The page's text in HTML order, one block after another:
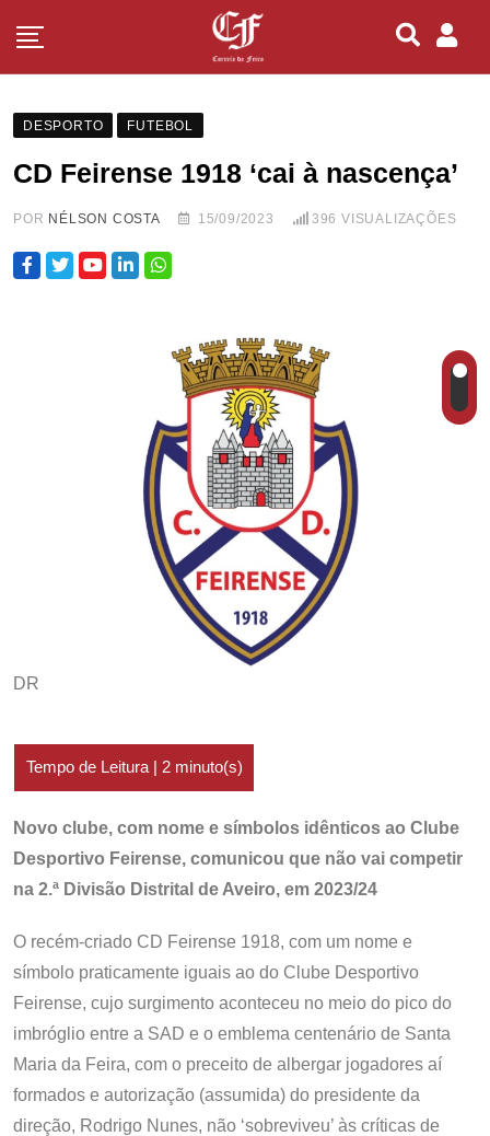
DESPORTO FUTEBOL
CD Feirense 1918 ‘cai à nascença’
POR NÉLSON COSTA 15/09/2023 396 VISUALIZAÇÕES
DR
Novo clube, com nome e símbolos idênticos ao Clube
Desportivo Feirense, comunicou que não vai competir
na 2.ª Divisão Distrital de Aveiro, em 2023/24
O recém-criado CD Feirense 1918, com um nome e
símbolo praticamente iguais ao do Clube Desportivo
Feirense, cujo surgimento aconteceu no meio do pico do
imbróglio entre a SAD e o emblema centenário de Santa
Maria da Feira, com o preceito de albergar jogadores aí
formados e autorização (assumida) do presidente da
direção, Rodrigo Nunes, não ‘sobreviveu’ às críticas de